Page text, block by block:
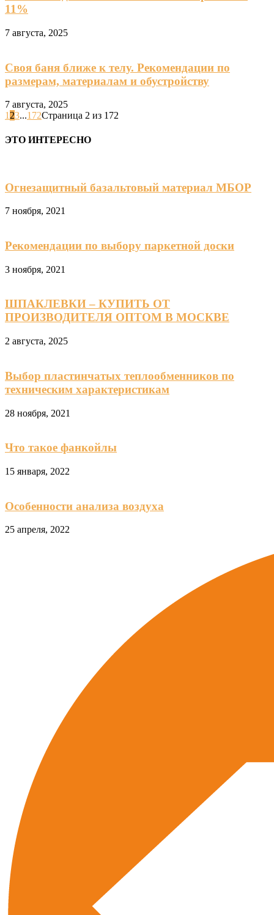
11%
7 августа, 2025
Своя баня ближе к телу. Рекомендации по
размерам, материалам и обустройству
7 августа, 2025
1 23...172Страница 2 из 172
ЭТО ИНТЕРЕСНО
Огнезащитный базальтовый материал МБОР
7 ноября, 2021
Рекомендации по выбору паркетной доски
3 ноября, 2021
ШПАКЛЕВКИ – КУПИТЬ ОТ
ПРОИЗВОДИТЕЛЯ ОПТОМ В МОСКВЕ
2 августа, 2025
Выбор пластинчатых теплообменников по
техническим характеристикам
28 ноября, 2021
Что такое фанкойлы
15 января, 2022
Особенности анализа воздуха
25 апреля, 2022